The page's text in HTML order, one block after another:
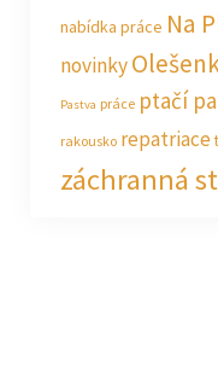
nabídka práce Na
novinky
Pastva práce ptačí
rakousko repatriace
záchranná